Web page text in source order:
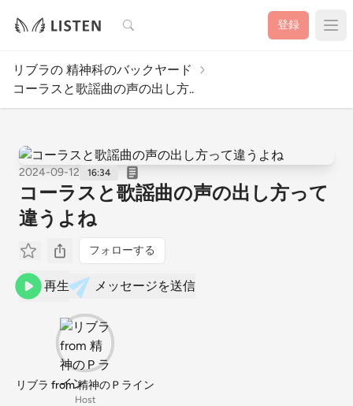
検索 登録
リブラの 精神科のバックヤード
コーラスと歌謡曲の声の出し方..
2024-09-12 16:34
コーラスと歌謡曲の声の出し方って
違うよね
フォローする
再生 メッセージを送信
リブラ from 精神のＰライン
Host